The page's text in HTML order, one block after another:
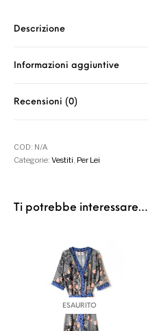
Descrizione
Informazioni aggiuntive
Recensioni (0)
COD: N/A
Categorie:Vestiti Per Lei
Ti potrebbe interessare…
ESAURITO